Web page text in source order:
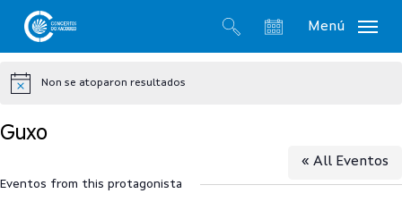
content
Menú
Notice
Non se atoparon resultados
Guxo
« All Eventos
Eventos from this protagonista